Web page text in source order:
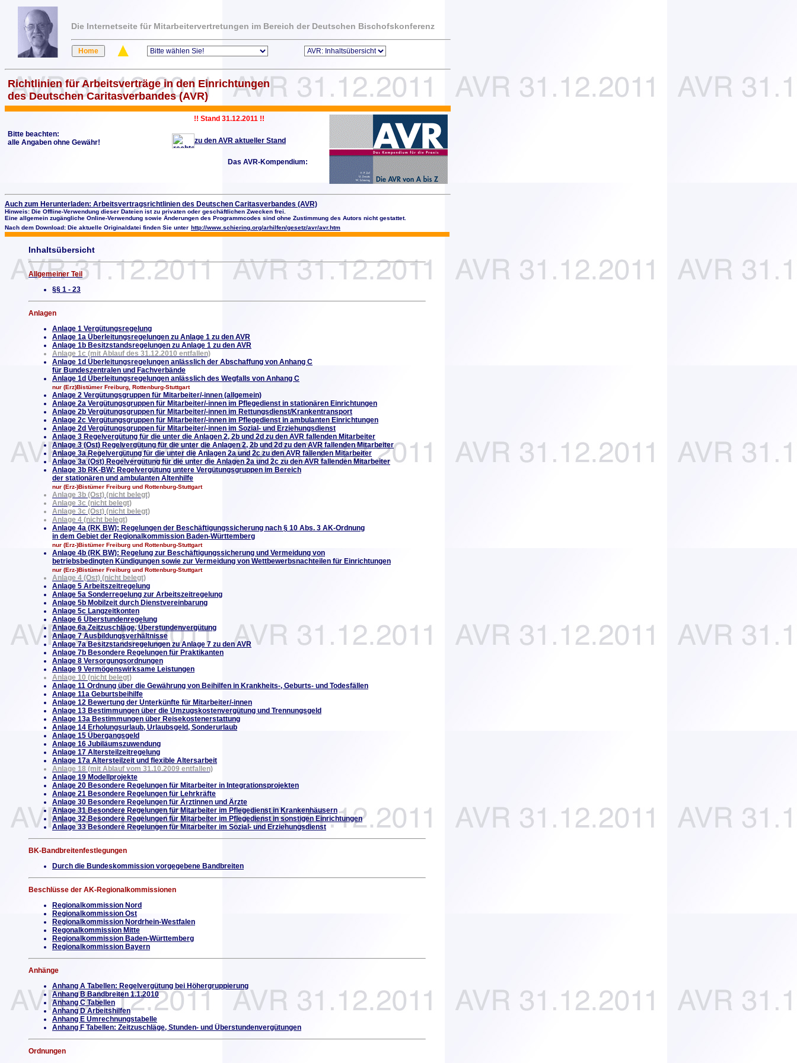
Die Internetseite für Mitarbeitervertretungen im Bereich der Deutschen Bischofskonferenz
Richtlinien für Arbeitsverträge in den Einrichtungen
des Deutschen Caritasverbandes (AVR)
Bitte beachten:
alle Angaben ohne Gewähr!
!! Stand 31.12.2011 !!
zu den AVR aktueller Stand
Das AVR-Kompendium:
Auch zum Herunterladen: Arbeitsvertragsrichtlinien des Deutschen Caritasverbandes (AVR)
Hinweis: Die Offline-Verwendung dieser Dateien ist zu privaten oder geschäftlichen Zwecken frei.
Eine allgemein zugängliche Online-Verwendung sowie Änderungen des Programmcodes sind ohne Zustimmung des Autors nicht gestattet.
Nach dem Download: Die aktuelle Originaldatei finden Sie unter http://www.schiering.org/arhilfen/gesetz/avr/avr.htm
Inhaltsübersicht
Allgemeiner Teil
§§ 1 - 23
Anlagen
Anlage 1 Vergütungsregelung
Anlage 1a Überleitungsregelungen zu Anlage 1 zu den AVR
Anlage 1b Besitzstandsregelungen zu Anlage 1 zu den AVR
Anlage 1c (mit Ablauf des 31.12.2010 entfallen)
Anlage 1d Überleitungsregelungen anlässlich der Abschaffung von Anhang C
für Bundeszentralen und Fachverbände
Anlage 1d Überleitungsregelungen anlässlich des Wegfalls von Anhang C
nur (Erz)Bistümer Freiburg, Rottenburg-Stuttgart
Anlage 2 Vergütungsgruppen für Mitarbeiter/-innen (allgemein)
Anlage 2a Vergütungsgruppen für Mitarbeiter/-innen im Pflegedienst in stationären Einrichtungen
Anlage 2b Vergütungsgruppen für Mitarbeiter/-innen im Rettungsdienst/Krankentransport
Anlage 2c Vergütungsgruppen für Mitarbeiter/-innen im Pflegedienst in ambulanten Einrichtungen
Anlage 2d Vergütungsgruppen für Mitarbeiter/-innen im Sozial- und Erziehungsdienst
Anlage 3 Regelvergütung für die unter die Anlagen 2, 2b und 2d zu den AVR fallenden Mitarbeiter
Anlage 3 (Ost) Regelvergütung für die unter die Anlagen 2, 2b und 2d zu den AVR fallenden Mitarbeiter
Anlage 3a Regelvergütung für die unter die Anlagen 2a und 2c zu den AVR fallenden Mitarbeiter
Anlage 3a (Ost) Regelvergütung für die unter die Anlagen 2a und 2c zu den AVR fallenden Mitarbeiter
Anlage 3b RK-BW: Regelvergütung untere Vergütungsgruppen im Bereich
der stationären und ambulanten Altenhilfe
nur (Erz-)Bistümer Freiburg und Rottenburg-Stuttgart
Anlage 3b (Ost) (nicht belegt)
Anlage 3c (nicht belegt)
Anlage 3c (Ost) (nicht belegt)
Anlage 4 (nicht belegt)
Anlage 4a (RK BW): Regelungen der Beschäftigungssicherung nach § 10 Abs. 3 AK-Ordnung
in dem Gebiet der Regionalkommission Baden-Württemberg
nur (Erz-)Bistümer Freiburg und Rottenburg-Stuttgart
Anlage 4b (RK BW): Regelung zur Beschäftigungssicherung und Vermeidung von
betriebsbedingten Kündigungen sowie zur Vermeidung von Wettbewerbsnachteilen für Einrichtungen
nur (Erz-)Bistümer Freiburg und Rottenburg-Stuttgart
Anlage 4 (Ost) (nicht belegt)
Anlage 5 Arbeitszeitregelung
Anlage 5a Sonderregelung zur Arbeitszeitregelung
Anlage 5b Mobilzeit durch Dienstvereinbarung
Anlage 5c Langzeitkonten
Anlage 6 Überstundenregelung
Anlage 6a Zeitzuschläge, Überstundenvergütung
Anlage 7 Ausbildungsverhältnisse
Anlage 7a Besitzstandsregelungen zu Anlage 7 zu den AVR
Anlage 7b Besondere Regelungen für Praktikanten
Anlage 8 Versorgungsordnungen
Anlage 9 Vermögenswirksame Leistungen
Anlage 10 (nicht belegt)
Anlage 11 Ordnung über die Gewährung von Beihilfen in Krankheits-, Geburts- und Todesfällen
Anlage 11a Geburtsbeihilfe
Anlage 12 Bewertung der Unterkünfte für Mitarbeiter/-innen
Anlage 13 Bestimmungen über die Umzugskostenvergütung und Trennungsgeld
Anlage 13a Bestimmungen über Reisekostenerstattung
Anlage 14 Erholungsurlaub, Urlaubsgeld, Sonderurlaub
Anlage 15 Übergangsgeld
Anlage 16 Jubiläumszuwendung
Anlage 17 Altersteilzeitregelung
Anlage 17a Altersteilzeit und flexible Altersarbeit
Anlage 18 (mit Ablauf vom 31.10.2009 entfallen)
Anlage 19 Modellprojekte
Anlage 20 Besondere Regelungen für Mitarbeiter in Integrationsprojekten
Anlage 21 Besondere Regelungen für Lehrkräfte
Anlage 30 Besondere Regelungen für Ärztinnen und Ärzte
Anlage 31 Besondere Regelungen für Mitarbeiter im Pflegedienst in Krankenhäusern
Anlage 32 Besondere Regelungen für Mitarbeiter im Pflegedienst in sonstigen Einrichtungen
Anlage 33 Besondere Regelungen für Mitarbeiter im Sozial- und Erziehungsdienst
BK-Bandbreitenfestlegungen
Durch die Bundeskommission vorgegebene Bandbreiten
Beschlüsse der AK-Regionalkommissionen
Regionalkommission Nord
Regionalkommission Ost
Regionalkommission Nordrhein-Westfalen
Regonalkommission Mitte
Regionalkommission Baden-Württemberg
Regionalkommission Bayern
Anhänge
Anhang A Tabellen: Regelvergütung bei Höhergruppierung
Anhang B Bandbreiten 1.1.2010
Anhang C Tabellen
Anhang D Arbeitshilfen
Anhang E Umrechnungstabelle
Anhang F Tabellen: Zeitzuschläge, Stunden- und Überstundenvergütungen
Ordnungen